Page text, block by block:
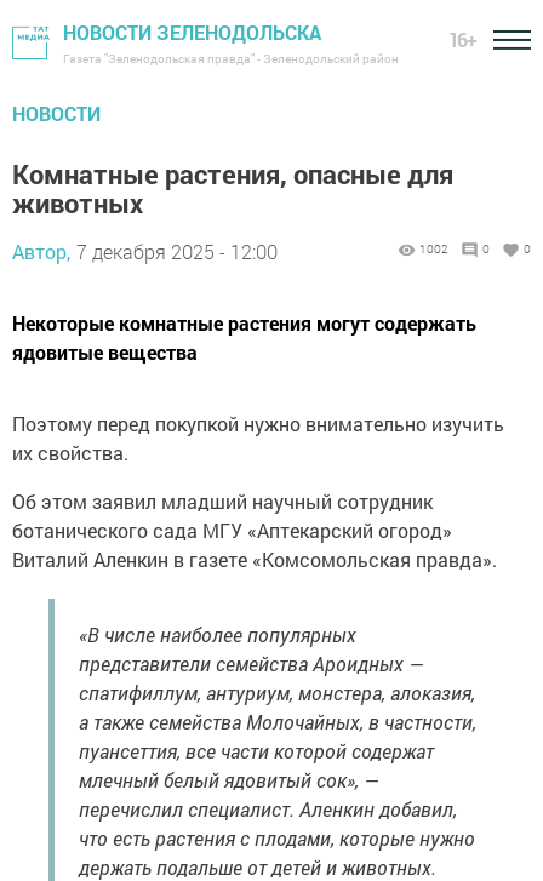
НОВОСТИ ЗЕЛЕНОДОЛЬСКА
Газета "Зеленодольская правда" - Зеленодольский район
16+
НОВОСТИ
Комнатные растения, опасные для
животных
Автор, 7 декабря 2025 - 12:00 1002 0 0
Некоторые комнатные растения могут содержать
ядовитые вещества
Поэтому перед покупкой нужно внимательно изучить
их свойства.
Об этом заявил младший научный сотрудник
ботанического сада МГУ «Аптекарский огород»
Виталий Аленкин в газете «Комсомольская правда».
«В числе наиболее популярных
представители семейства Ароидных —
спатифиллум, антуриум, монстера, алоказия,
а также семейства Молочайных, в частности,
пуансеттия, все части которой содержат
млечный белый ядовитый сок», —
перечислил специалист. Аленкин добавил,
что есть растения с плодами, которые нужно
держать подальше от детей и животных.